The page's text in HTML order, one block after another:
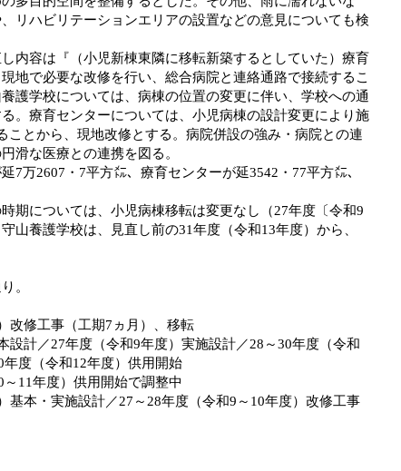
リハビリテーションエリアの設置などの意見についても検
内容は『（小児新棟東隣に移転新築するとしていた）療育
地で必要な改修を行い、総合病院と連絡通路で接続するこ
護学校については、病棟の位置の変更に伴い、学校への通
。療育センターについては、小児病棟の設計変更により施
ことから、現地改修とする。病院併設の強み・病院との連
滑な医療との連携を図る。
万2607・7平方㍍、療育センターが延3542・77平方㍍、
期については、小児病棟移転は変更なし（27年度〔令和9
山養護学校は、見直し前の31年度（令和13年度）から、
。
改修工事（工期7ヵ月）、移転
計／27年度（令和9年度）実施設計／28～30年度（令和
度（令和12年度）供用開始
11年度）供用開始で調整中
本・実施設計／27～28年度（令和9～10年度）改修工事